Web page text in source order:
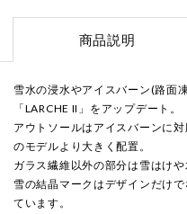
商品説明
雪水の浸水やアイスバーン(路面
「LARCHE II」をアップデート。
アウトソールはアイスバーンに
のモデルより大きく配置。
ガラス繊維以外の部分は雪はけ
雪の結晶マークはデザインだけ
ています。